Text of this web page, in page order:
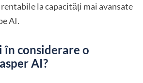
la capacități mai avansate
AI.
în considerare o
AI?